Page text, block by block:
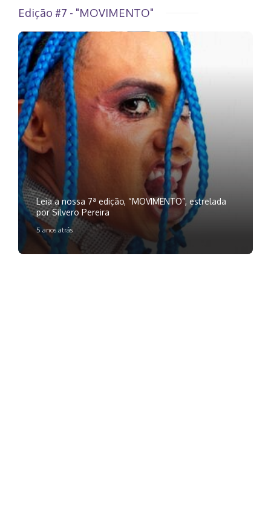
Edição #7 - "MOVIMENTO"
Leia a nossa 7ª edição, “MOVIMENTO”, estrelada
por Silvero Pereira
5 anos atrás